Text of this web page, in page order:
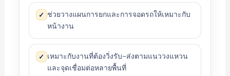
✓ ช่วยวางแผนการยกและการจอดรถให้เหมาะกับ
หน้างาน
✓ เหมาะกับงานที่ต้องวิ่งรับ–ส่งตามแนววงแหวน
และจุดเชื่อมต่อหลายพื้นที่